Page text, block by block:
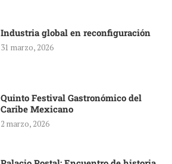
Industria global en reconfiguración
31 marzo, 2026
Quinto Festival Gastronómico del
Caribe Mexicano
2 marzo, 2026